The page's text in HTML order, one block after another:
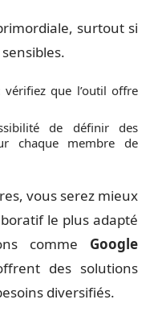
surtout si
que l’outil offre
de définir des
chaque membre de
vous serez mieux
le plus adapté
comme Google
des solutions
diversifiés.